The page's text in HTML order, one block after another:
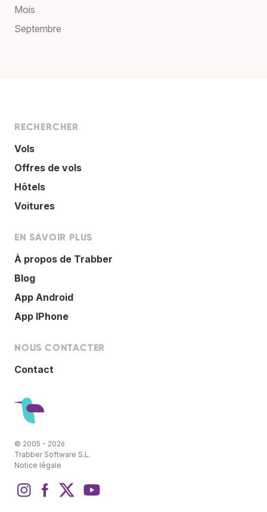
Mois
Septembre
RECHERCHER
Vols
Offres de vols
Hôtels
Voitures
EN SAVOIR PLUS
À propos de Trabber
Blog
App Android
App IPhone
NOUS CONTACTER
Contact
© 2005 - 2026
Trabber Software S.L.
Notice légale